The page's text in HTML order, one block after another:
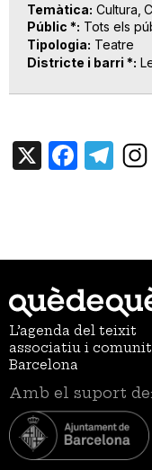
Temàtica Cultura
Públic * Tots els
Tipologia Teatre
Districte i barri *
X
L’agenda del teixit
associatiu i
Barcelona
Amb el suport de: